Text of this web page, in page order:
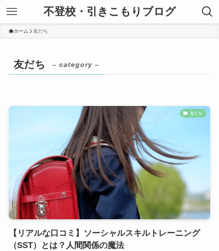
不登校・引きこもりブログ
ホーム 友だち
友だち – category –
友だち
【リアルな口コミ】ソーシャルスキルトレーニング
（SST）とは？人間関係の魔法